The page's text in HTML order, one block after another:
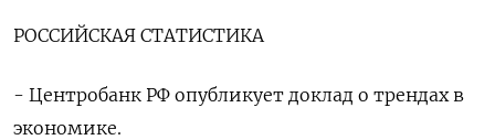
РОССИЙСКАЯ СТАТИСТИКА
- Центробанк РФ опубликует доклад о трендах в
экономике.